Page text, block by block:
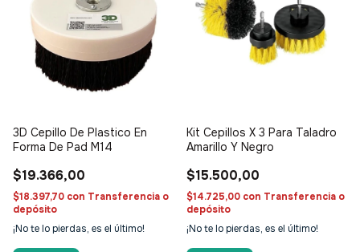
3D Cepillo De Plastico En
Forma De Pad M14
$19.366,00
$18.397,70 con Transferencia o
depósito
¡No te lo pierdas, es el último!
Kit Cepillos X 3 Para Taladro
Amarillo Y Negro
$15.500,00
$14.725,00 con Transferencia o
depósito
¡No te lo pierdas, es el último!